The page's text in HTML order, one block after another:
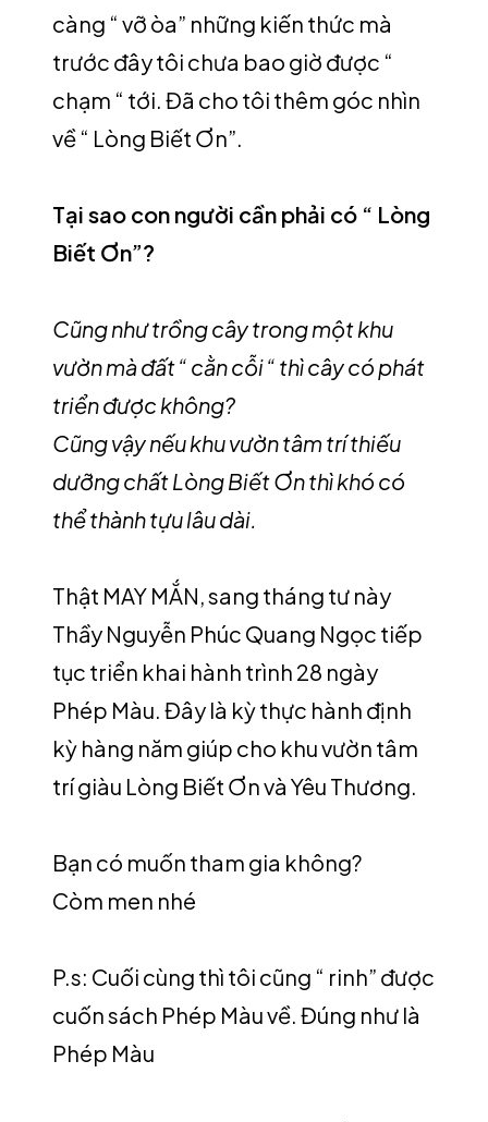
càng “ vỡ òa” những kiến thức mà
trước đây tôi chưa bao giờ được “
chạm “ tới. Đã cho tôi thêm góc nhìn
về “ Lòng Biết Ơn”.
Tại sao con người cần phải có “ Lòng
Biết Ơn”?
Cũng như trồng cây trong một khu
vườn mà đất “ cằn cỗi “ thì cây có phát
triển được không?
Cũng vậy nếu khu vườn tâm trí thiếu
dưỡng chất Lòng Biết Ơn thì khó có
thể thành tựu lâu dài.
Thật MAY MẮN, sang tháng tư này
Thầy Nguyễn Phúc Quang Ngọc tiếp
tục triển khai hành trình 28 ngày
Phép Màu. Đây là kỳ thực hành định
kỳ hàng năm giúp cho khu vườn tâm
trí giàu Lòng Biết Ơn và Yêu Thương.
Bạn có muốn tham gia không?
Còm men nhé
P.s: Cuối cùng thì tôi cũng “ rinh” được
cuốn sách Phép Màu về. Đúng như là
Phép Màu